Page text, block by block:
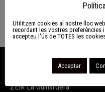
Cornella, Gotics i Quimics. Va
ZEM La Guinardera
Utilitzem cookies al nostre lloc
recordant les vostres preferències
accepteu l'ús de TOTES les
Acceptar